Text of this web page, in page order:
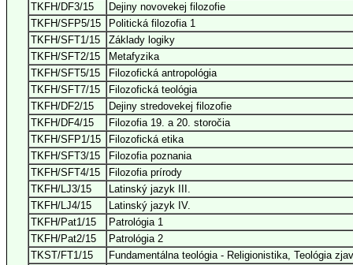
TKFH/DF3/15
Dejiny novovekej filozofie
TKFH/SFP5/15
Politická filozofia 1
TKFH/SFT1/15
Základy logiky
TKFH/SFT2/15
Metafyzika
TKFH/SFT5/15
Filozofická antropológia
TKFH/SFT7/15
Filozofická teológia
TKFH/DF2/15
Dejiny stredovekej filozofie
TKFH/DF4/15
Filozofia 19. a 20. storočia
TKFH/SFP1/15
Filozofická etika
TKFH/SFT3/15
Filozofia poznania
TKFH/SFT4/15
Filozofia prírody
TKFH/LJ3/15
Latinský jazyk III.
TKFH/LJ4/15
Latinský jazyk IV.
TKFH/Pat1/15
Patrológia 1
TKFH/Pat2/15
Patrológia 2
TKST/FT1/15
Fundamentálna teológia - Religionistika, Teológia